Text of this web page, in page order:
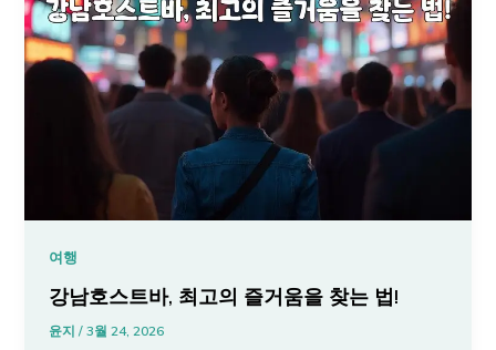
여행
강남호스트바, 최고의 즐거움을 찾는 법!
윤지/3월 24, 2026